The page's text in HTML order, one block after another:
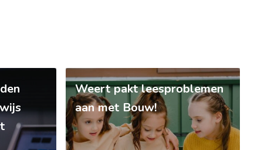
Weert pakt leesproblemen
aan met Bouw!